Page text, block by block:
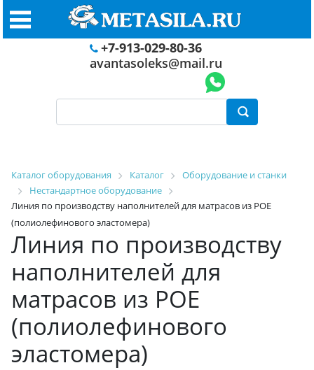
+7-913-029-80-36
avantasoleks@mail.ru
Каталог оборудования Каталог
Оборудование и станки
Нестандартное оборудование
Линия по производству наполнителей для матрасов из POE
(полиолефинового эластомера)
Линия по производству
наполнителей для
матрасов из POE
(полиолефинового
эластомера)